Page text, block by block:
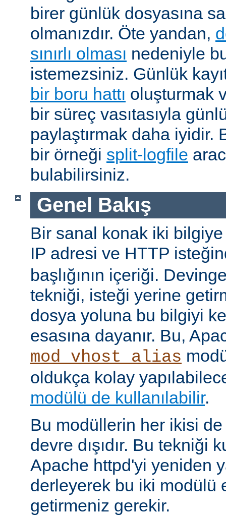
birer günlük dosyasına
olmanızdır. Öte yandan,
sınırlı olması nedeniyle
istemezsiniz. Günlük
bir boru hattı oluşturmak
bir süreç vasıtasıyla
paylaştırmak daha iyidir.
bir örneği split-logfile
bulabilirsiniz.
Genel Bakış
Bir sanal konak iki
IP adresi ve HTTP
başlığının içeriği.
tekniği, isteği yerine
dosya yoluna bu bilgiyi
esasına dayanır. Bu,
mod_vhost_alias
oldukça kolay
modülü de kullanılabilir.
Bu modüllerin her ikisi de
devre dışıdır. Bu tekniği
Apache httpd'yi yeniden
derleyerek bu iki modülü
getirmeniz gerekir.